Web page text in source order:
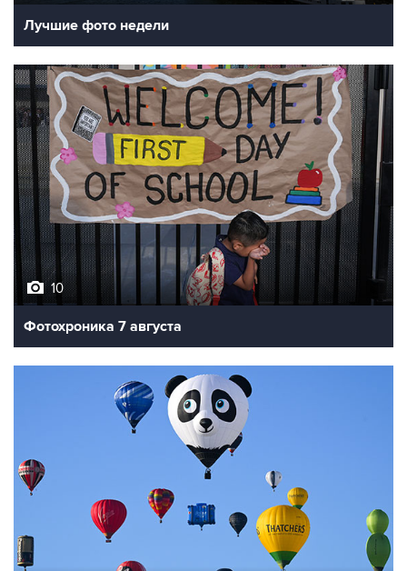
10
Фотохроника 7 августа